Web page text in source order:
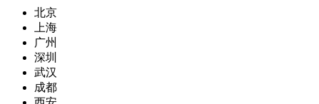
北京
上海
广州
深圳
武汉
成都